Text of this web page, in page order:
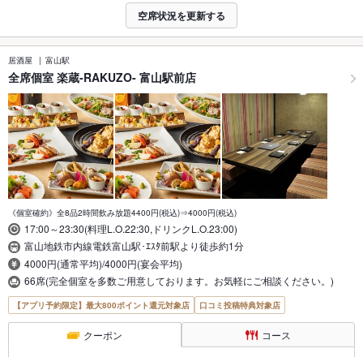
空席状況を更新する
居酒屋 富山駅
全席個室 楽蔵‐RAKUZO‐ 富山駅前店
《個室確約》全8品2時間飲み放題4400円(税込)⇒4000円(税込)
17:00～23:30(料理L.O.22:30,ドリンクL.O.23:00)
富山地鉄市内線電鉄富山駅･ｴｽﾀ前駅より徒歩約1分
4000円(通常平均)/4000円(宴会平均)
66席(完全個室を多数ご用意しております。お気軽にご相談ください。)
【アプリ予約限定】最大800ポイント還元対象店 口コミ投稿特典対象店
クーポン コース